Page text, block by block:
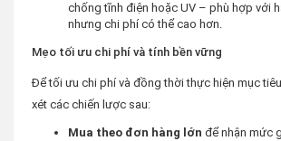
chống tĩnh điện hoặc UV – phù hợp với
nhưng chi phí có thể cao hơn.
Mẹo tối ưu chi phí và tính bền vững
Để tối ưu chi phí và đồng thời thực hiện mục
xét các chiến lược sau:
Mua theo đơn hàng lớn để nhận mức